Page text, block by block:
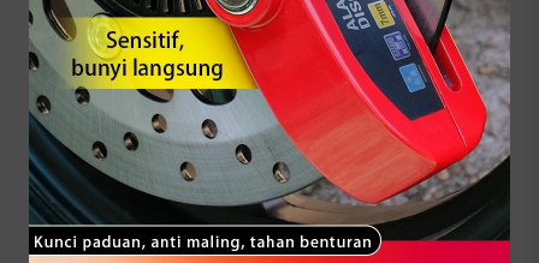
Ambil STNK, SKPD, dan Plat Nomor (TNKB)
baru di loket penyerahan.
⚠️ Kendaraan fisik wajib dibawa langsung ke lokasi
SAMSAT untuk proses penggesekan nomor
rangka dan mesin oleh petugas berwenang.
Prosedur Balik Nama